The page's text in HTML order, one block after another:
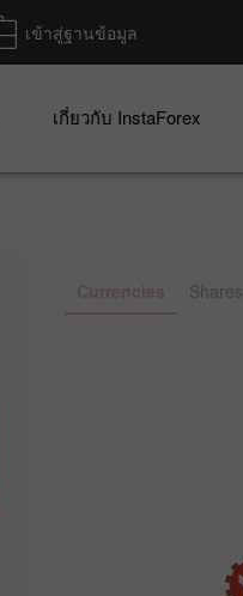
เข้าสู่ฐานข้อมูล
เกี่ยวกับ InstaForex
Currencies Shares